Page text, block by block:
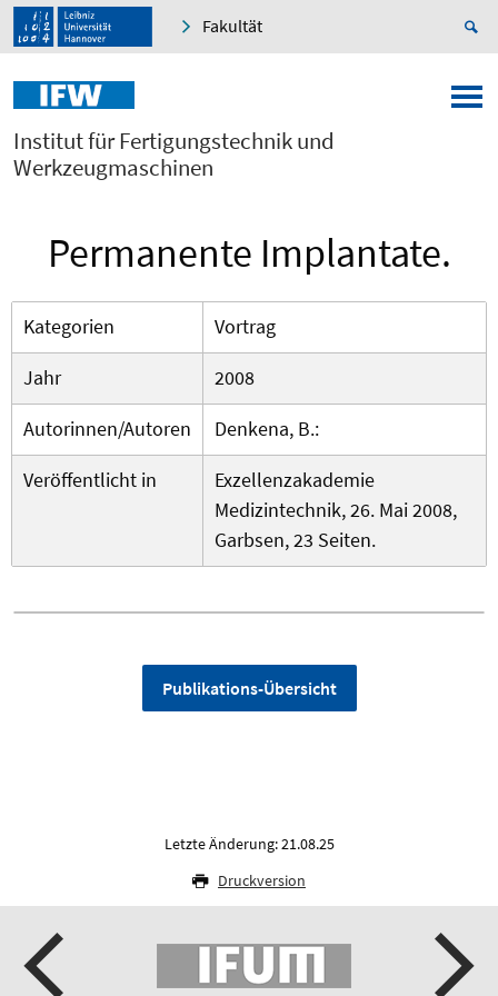
Fakultät
Institut für Fertigungstechnik und
Werkzeugmaschinen
Permanente Implantate.
Kategorien
Vortrag
Jahr
2008
Autorinnen/Autoren
Denkena, B.:
Veröffentlicht in
Exzellenzakademie
Medizintechnik, 26. Mai 2008,
Garbsen, 23 Seiten.
Publikations-Übersicht
Letzte Änderung: 21.08.25
Druckversion